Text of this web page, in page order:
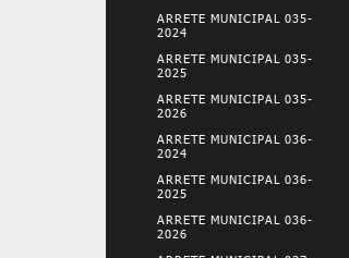
ARRETE MUNICIPAL 035-
2024
ARRETE MUNICIPAL 035-
2025
ARRETE MUNICIPAL 035-
2026
ARRETE MUNICIPAL 036-
2024
ARRETE MUNICIPAL 036-
2025
ARRETE MUNICIPAL 036-
2026